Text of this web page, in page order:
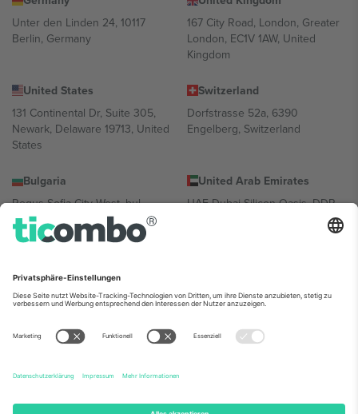
Unter den Linden 24, 10117
Berlin, Germany
167 City Road, London, Greater
London, EC1V 1AW, United
Kingdom
United States
131 Continental Dr, Suite 305,
Newark, Delaware 19713, United
States
Switzerland
Dorfstrasse 52a, 6390
Engelberg, Switzerland
Bulgaria
Regus Sofia City West, bul
Totleben 53-55, 1606 Sofia,
Bulgaria
United Arab Emirates
UAE Dubai Silicon Oasis, DDP
Building A1, Office 302, Dubai,
Mexico
Av Chapultepec 360, Roma
Norte, Cuauhtémoc, 06700
Ciudad de México, CDMX,
Mexico
Die juristische Person des Plattformanbieters kann je nach
Informationen finden Sie auf der jeweiligen Veranstaltungsseite, im